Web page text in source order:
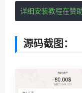
详细安装教程在赞
源码截图：